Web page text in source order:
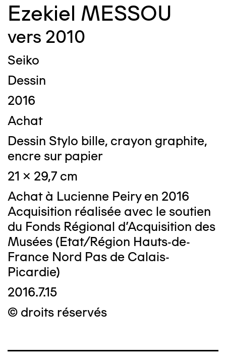
Ezekiel MESSOU
vers 2010
Seiko
Dessin
2016
Achat
Dessin Stylo bille, crayon graphite,
encre sur papier
21 x 29,7 cm
Achat à Lucienne Peiry en 2016
Acquisition réalisée avec le soutien
du Fonds Régional d’Acquisition des
Musées (Etat/Région Hauts-de-
France Nord Pas de Calais-
Picardie)
2016.7.15
© droits réservés